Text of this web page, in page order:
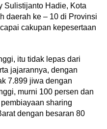
Sulistijanto Hadie, Kota
daerah ke – 10 di Provinsi
cakupan kepesertaan
itu tidak lepas dari
jajarannya, dengan
7.899 jiwa dengan
murni 100 persen dan
sharing
dengan besaran 80